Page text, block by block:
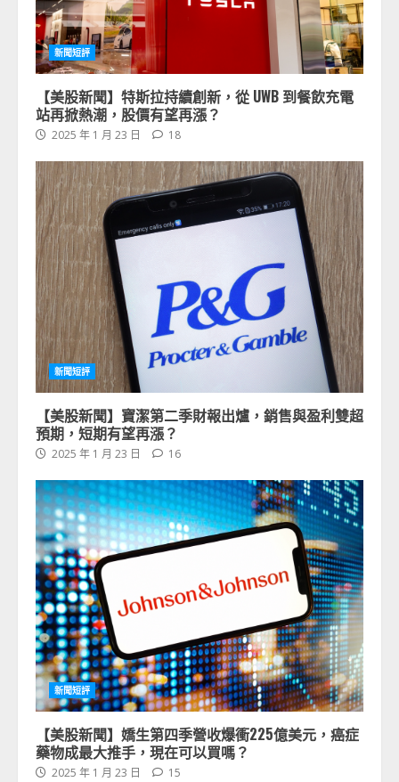
新聞短評
【美股新聞】特斯拉持續創新，從 UWB 到餐飲充電
站再掀熱潮，股價有望再漲？
2025 年 1 月 23 日 18
新聞短評
【美股新聞】寶潔第二季財報出爐，銷售與盈利雙超
預期，短期有望再漲？
2025 年 1 月 23 日 16
新聞短評
【美股新聞】嬌生第四季營收爆衝225億美元，癌症
藥物成最大推手，現在可以買嗎？
2025 年 1 月 23 日 15